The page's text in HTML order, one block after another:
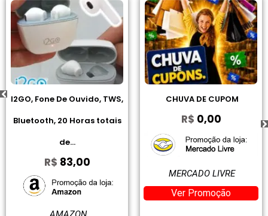
Fone De Ouvido, TWS,
20 Horas totais
83,00
CHUVA DE CUPOM
0,00
Ver Promoção
MERCADO LIVRE